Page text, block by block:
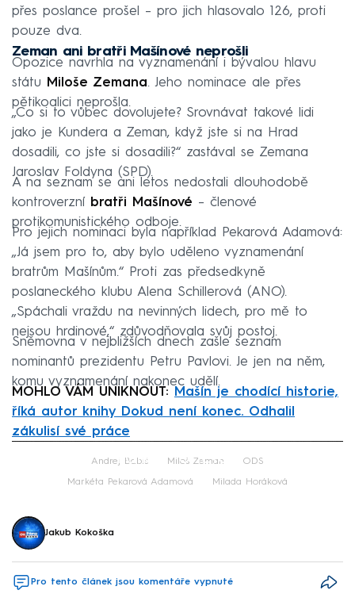
přes poslance prošel – pro jich hlasovalo 126, proti
pouze dva.
Zeman ani bratři Mašínové neprošli
Opozice navrhla na vyznamenání i bývalou hlavu
státu Miloše Zemana. Jeho nominace ale přes
pětikoalici neprošla.
„Co si to vůbec dovolujete? Srovnávat takové lidi
jako je Kundera a Zeman, když jste si na Hrad
dosadili, co jste si dosadili?“ zastával se Zemana
Jaroslav Foldyna (SPD).
A na seznam se ani letos nedostali dlouhodobě
kontroverzní bratři Mašínové – členové
protikomunistického odboje.
Pro jejich nominaci byla například Pekarová Adamová:
„Já jsem pro to, aby bylo uděleno vyznamenání
bratrům Mašínům.“ Proti zas předsedkyně
poslaneckého klubu Alena Schillerová (ANO).
„Spáchali vraždu na nevinných lidech, pro mě to
nejsou hrdinové,“ zdůvodňovala svůj postoj.
Sněmovna v nejbližších dnech zašle seznam
nominantů prezidentu Petru Pavlovi. Je jen na něm,
komu vyznamenání nakonec udělí.
MOHLO VÁM UNIKNOUT: Mašín je chodící historie,
říká autor knihy Dokud není konec. Odhalil
zákulisí své práce
Failed to fetch
Andrej Babiš Miloš Zeman ODS
Markéta Pekarová Adamová Milada Horáková
Jakub Kokoška
Pro tento článek jsou komentáře vypnuté